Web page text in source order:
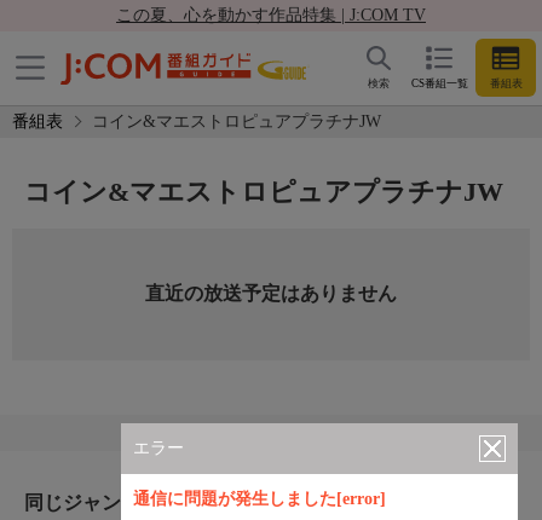
この夏、心を動かす作品特集 | J:COM TV
CS番組一覧 番組表
検索
番組表 コイン&マエストロピュアプラチナJW
エラー
通信に問題が発生しました[error]
コイン&マエストロピュアプラチナJW
直近の放送予定はありません
同じジャンルのおすすめ番組